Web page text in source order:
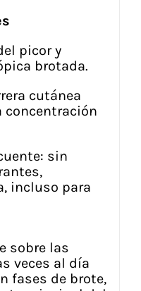
picor y
brotada.
cutánea
concentración
sin
incluso para
sobre las
veces al día
fases de brote,